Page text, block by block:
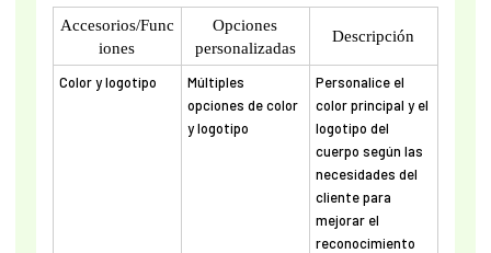
Accesorios/Func
iones
Opciones
personalizadas
Descripción
Color y logotipo
Múltiples
opciones de color
y logotipo
Personalice el
color principal y el
logotipo del
cuerpo según las
necesidades del
cliente para
mejorar el
reconocimiento